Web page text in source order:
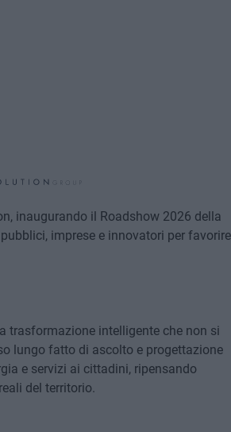
inaugurando il Roadshow 2026 della
imprese e innovatori per
trasformazione intelligente che non si
lungo fatto di ascolto e progettazione
e servizi ai cittadini, ripensando
del territorio.